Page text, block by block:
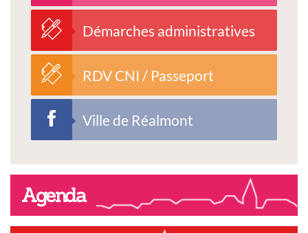
Démarches administratives
RDV CNI / Passeport
Ville de Réalmont
Agenda